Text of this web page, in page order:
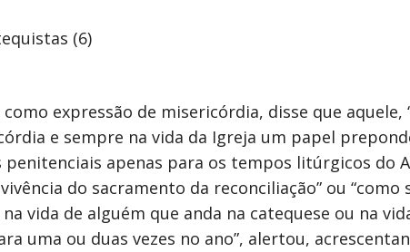
expressão de misericórdia, disse que aquele,
e sempre na vida da Igreja um papel
apenas para os tempos litúrgicos do
do sacramento da reconciliação” ou “como
vida de alguém que anda na catequese ou na
uma ou duas vezes no ano”, alertou,